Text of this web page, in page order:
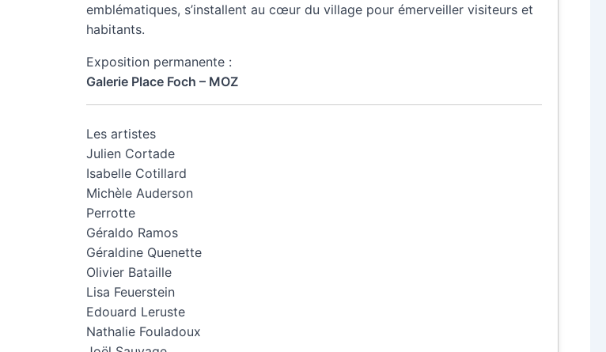
emblématiques, s’installent au cœur du village pour émerveiller visiteurs et
habitants.
Exposition permanente :
Galerie Place Foch – MOZ
Les artistes
Julien Cortade
Isabelle Cotillard
Michèle Auderson
Perrotte
Géraldo Ramos
Géraldine Quenette
Olivier Bataille
Lisa Feuerstein
Edouard Leruste
Nathalie Fouladoux